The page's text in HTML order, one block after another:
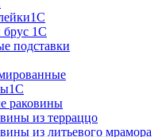
1С
подставки
раковины
из терраццо
из литьевого мрамора